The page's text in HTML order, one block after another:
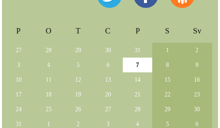
P O T C P S Sv
27 28 29 30 31 1 2
3 4 5 6 7 8 9
10 11 12 13 14 15 16
17 18 19 20 21 22 23
24 25 26 27 28 29 30
31 1 2 3 4 5 6